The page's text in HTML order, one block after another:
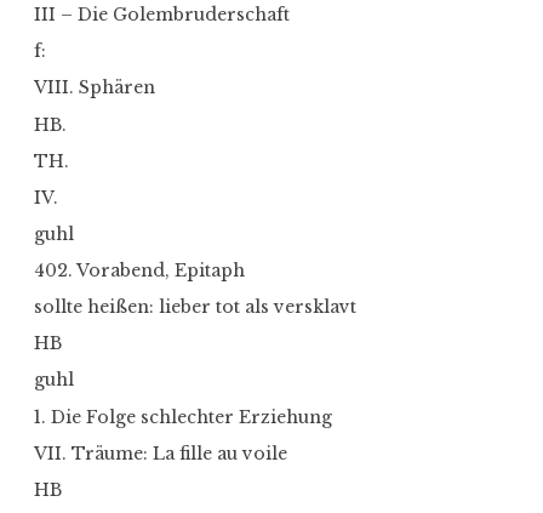
III – Die Golembruderschaft
f:
VIII. Sphären
HB.
TH.
IV.
guhl
402. Vorabend, Epitaph
sollte heißen: lieber tot als versklavt
HB
guhl
1. Die Folge schlechter Erziehung
VII. Träume: La fille au voile
HB